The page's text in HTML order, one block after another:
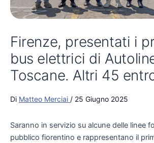
Firenze, presentati i
bus elettrici di
Toscane. Altri 45
Di Matteo Merciai / 25 Giugno 2025
Saranno in servizio su alcune delle linee
pubblico fiorentino e rappresentano il